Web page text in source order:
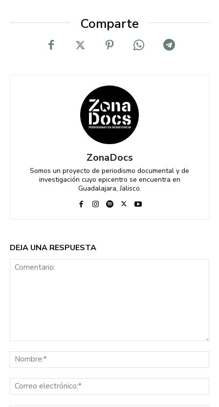
Comparte
ZonaDocs
Somos un proyecto de periodismo documental y de
investigación cuyo epicentro se encuentra en
Guadalajara, Jalisco.
DEJA UNA RESPUESTA